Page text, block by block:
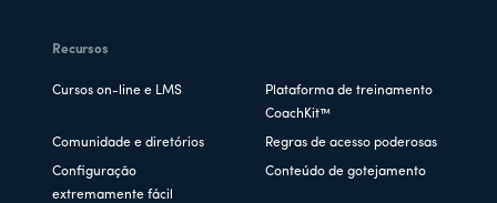
Recursos
Cursos on-line e LMS
Plataforma de treinamento
CoachKit™
Comunidade e diretórios Regras de acesso poderosas
Configuração
extremamente fácil
Conteúdo de gotejamento